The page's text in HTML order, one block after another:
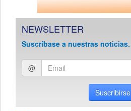
NEWSLETTER
Suscríbase a nuestras noticias.
Ingresar
email
@
Suscribirse